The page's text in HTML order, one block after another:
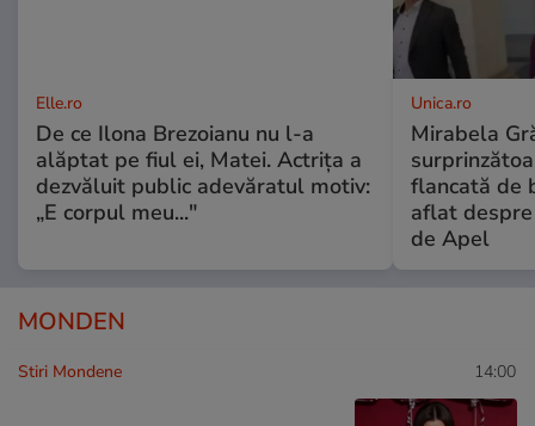
Elle.ro
De ce Ilona Brezoianu nu l-a
alăptat pe fiul ei, Matei. Actrița a
dezvăluit public adevăratul motiv:
„E corpul meu..."
Unica.ro
Mirabela
flancată de
aflat
de Apel
MONDEN
Stiri Mondene 14:00